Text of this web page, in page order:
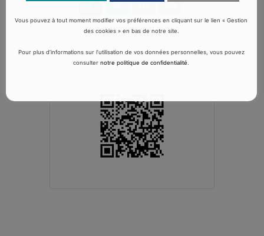
Vous pouvez à tout moment modifier vos préférences en cliquant sur le lien « Gestion
des cookies » en bas de notre site.
Pour plus d’informations sur l’utilisation de vos données personnelles, vous pouvez
consulternotre politique de confidentialité